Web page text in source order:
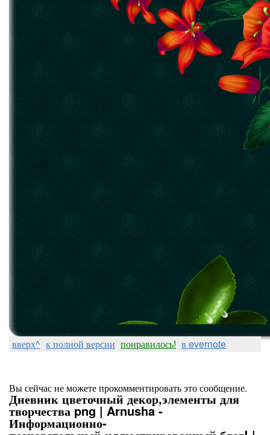
вверх^ к полной версии понравилось! в evernote
Вы сейчас не можете прокомментировать это сообщение.
Дневник цветочный декор,элементы для
творчества png | Arnusha -
Информационно-